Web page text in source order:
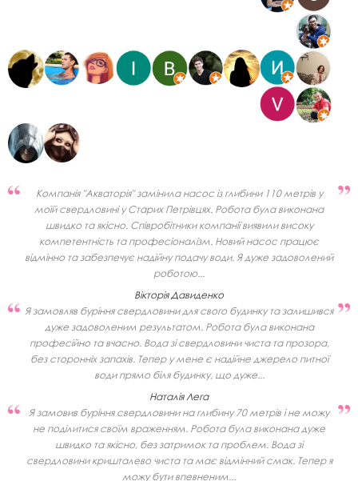
Компанія "Акваторія" замінила насос із глибини 110 метрів у
моїй свердловині у Старих Петрівцях. Робота була виконана
швидко та якісно. Співробітники компанії виявили високу
компетентність та професіоналізм. Новий насос працює
відмінно та забезпечує надійну подачу води. Я дуже задоволений
роботою...
Вікторія Давиденко
Я замовляв буріння свердловини для свого будинку та залишився
дуже задоволеним результатом. Робота була виконана
професійно та вчасно. Вода зі свердловини чиста та прозора,
без сторонніх запахів. Тепер у мене є надійне джерело питної
води прямо біля будинку, що дуже...
Наталія Лега
Я замовив буріння свердловини на глибину 70 метрів і не можу
не поділитися своїм враженням. Робота була виконана дуже
швидко та якісно, ​​без затримок та проблем. Вода зі
свердловини кришталево чиста та має відмінний смак. Тепер я
можу бути впевненим...